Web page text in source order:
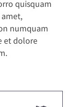
quisquam
numquam
et dolore